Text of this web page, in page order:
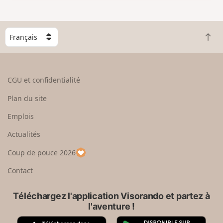
g
n
C
h
o
e
u
p
a
R
e
CGU et confidentialité
Plan du site
Emplois
Actualités
Coup de pouce 2026
Contact
Téléchargez l'application Visorando et partez à
l'aventure !
A G